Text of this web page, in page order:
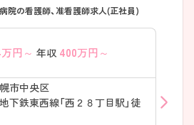
院の看護師、准看護師求人(正社員)
万円～ 年収 400万円～
市中央区
下鉄東西線「西２８丁目駅」徒